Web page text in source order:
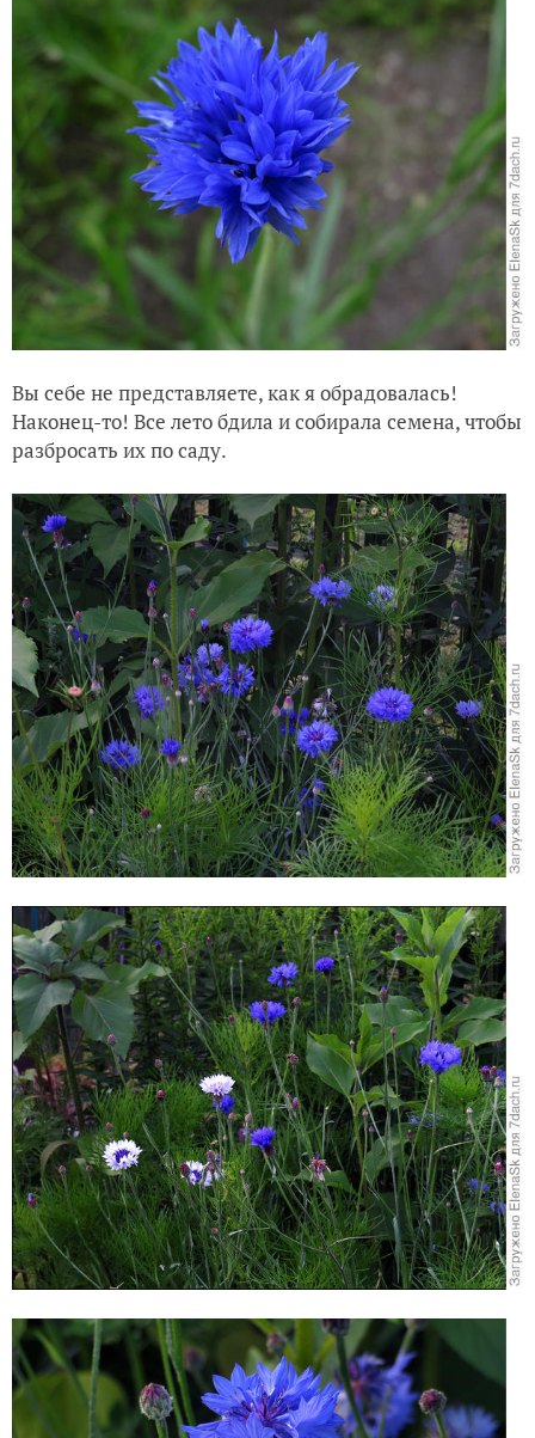
Вы себе не представляете, как я обрадовалась!
Наконец-то! Все лето бдила и собирала семена, чтобы
разбросать их по саду.